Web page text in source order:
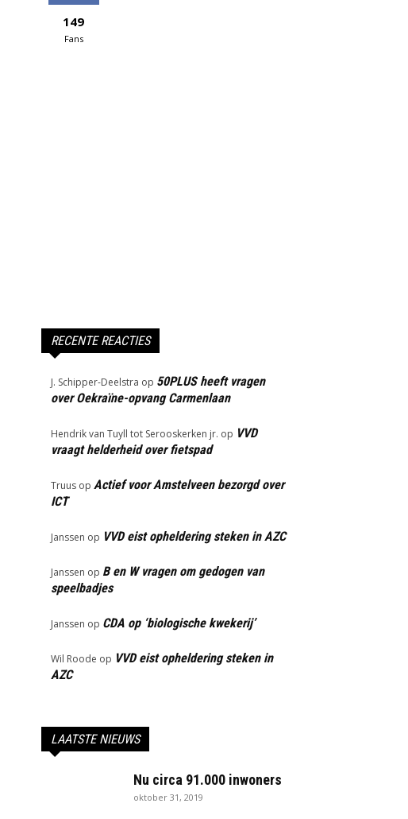
149
Fans
RECENTE REACTIES
J. Schipper-Deelstra op 50PLUS heeft vragen
over Oekraïne-opvang Carmenlaan
Hendrik van Tuyll tot Serooskerken jr. op VVD
vraagt helderheid over fietspad
Truus op Actief voor Amstelveen bezorgd over
ICT
Janssen op VVD eist opheldering steken in AZC
Janssen op B en W vragen om gedogen van
speelbadjes
Janssen op CDA op ‘biologische kwekerij’
Wil Roode op VVD eist opheldering steken in
AZC
LAATSTE NIEUWS
Nu circa 91.000 inwoners
oktober 31, 2019